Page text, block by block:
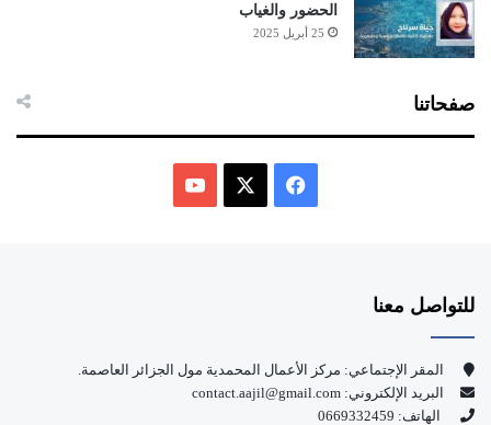
الحضور والغياب
25 أبريل 2025
صفحاتنا
و
ك
للتواصل معنا
المقر الإجتماعي: مركز الأعمال المحمدية مول الجزائر العاصمة.
البريد الإلكتروني: contact.aajil@gmail.com
الهاتف: 0669332459